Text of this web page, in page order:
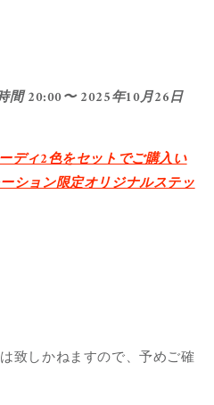
間 20:00〜 2025年10月26日
ディ2色をセットでご購入い
ション限定オリジナルステッ
致しかねますので、予めご確